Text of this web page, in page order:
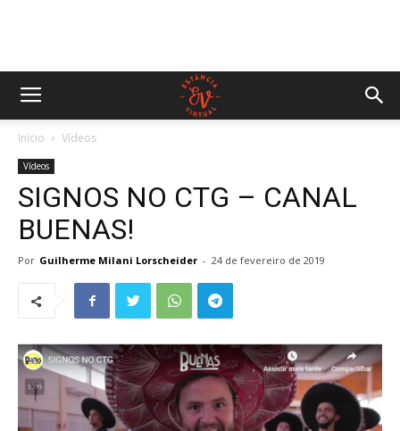
Início Vídeos
Vídeos
SIGNOS NO CTG – CANAL
BUENAS!
Por Guilherme Milani Lorscheider - 24 de fevereiro de 2019